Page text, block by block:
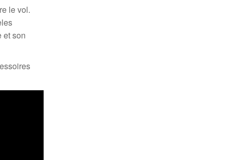
le vol.
et son